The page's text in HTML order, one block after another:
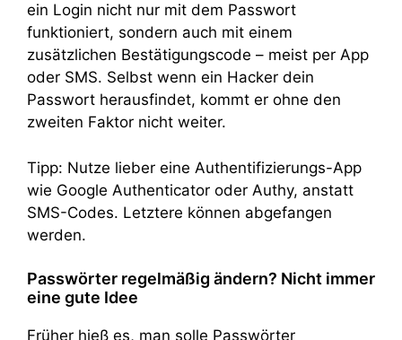
ein Login nicht nur mit dem Passwort
funktioniert, sondern auch mit einem
zusätzlichen Bestätigungscode – meist per App
oder SMS. Selbst wenn ein Hacker dein
Passwort herausfindet, kommt er ohne den
zweiten Faktor nicht weiter.
Tipp: Nutze lieber eine Authentifizierungs-App
wie Google Authenticator oder Authy, anstatt
SMS-Codes. Letztere können abgefangen
werden.
Passwörter regelmäßig ändern? Nicht immer
eine gute Idee
Früher hieß es, man solle Passwörter